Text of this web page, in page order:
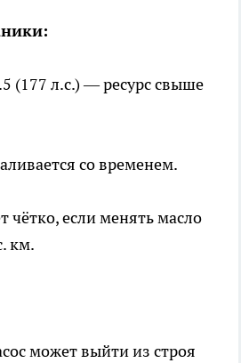
(177 л.с.) — ресурс свыше
со временем.
чётко, если менять масло
км.
может выйти из строя